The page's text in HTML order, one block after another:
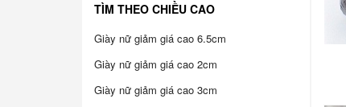
TÌM THEO CHIỀU CAO
Giày nữ giảm giá cao 6.5cm
Giày nữ giảm giá cao 2cm
Giày nữ giảm giá cao 3cm